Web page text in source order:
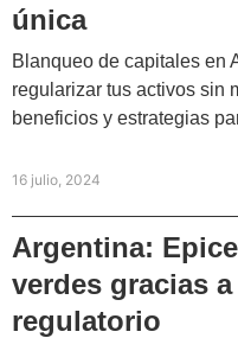
única
Blanqueo de capitales en
regularizar tus activos sin
beneficios y estrategias
16 julio, 2024
Argentina:
verdes gracias
regulatorio